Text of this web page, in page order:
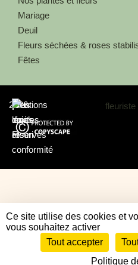
Mariage
Deuil
Fleurs séchées & roses
Fêtes
Au
coin
Fleuri
2026
|Mentions
légales
et
conformité
|Tous
droits
réservés
|
Ce site utilise des cookies et
vous souhaitez activer
Tout accepter
Politique